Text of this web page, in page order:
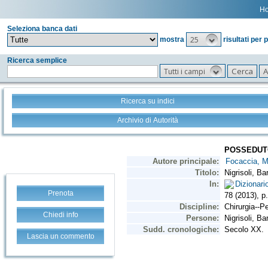
Seleziona banca dati
mostra
25 risultati per
Ricerca semplice
Tutti i campi
Ricerca su indici
Archivio di Autorità
Prenota
Chiedi info
Lascia un commento